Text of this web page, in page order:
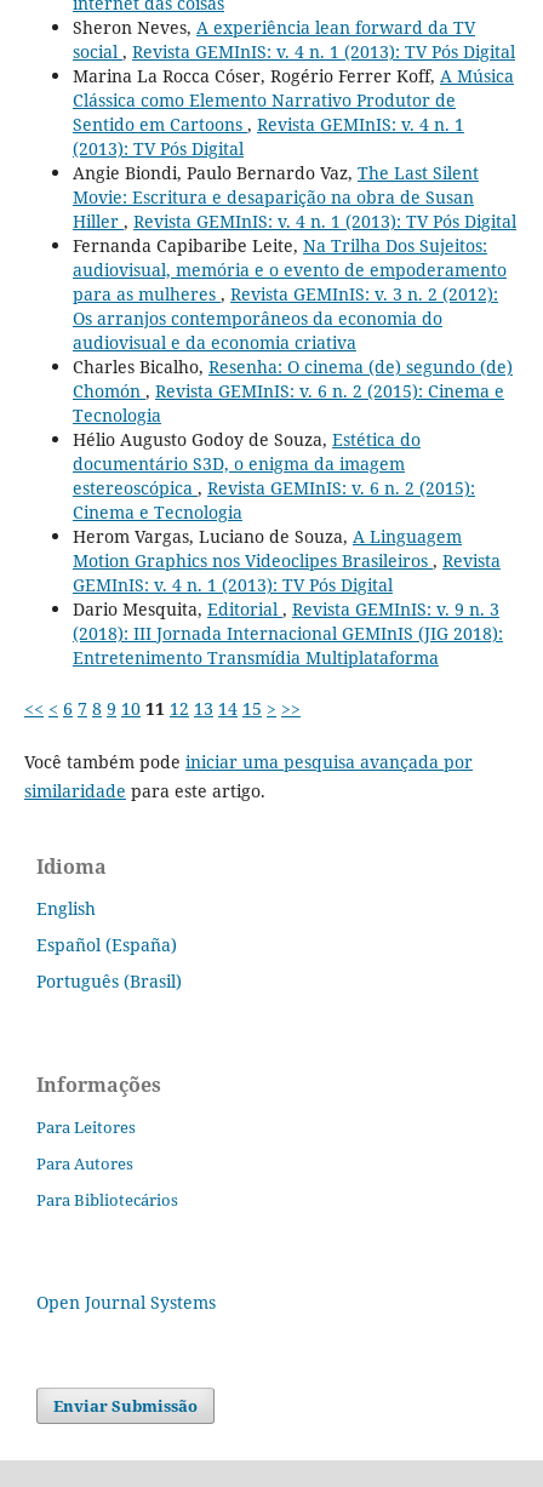
Sheron Neves, A experiência lean forward da TV
social , Revista GEMInIS: v. 4 n. 1 (2013): TV Pós Digital
Marina La Rocca Cóser, Rogério Ferrer Koff, A Música
Clássica como Elemento Narrativo Produtor de
Sentido em Cartoons , Revista GEMInIS: v. 4 n. 1
(2013): TV Pós Digital
Angie Biondi, Paulo Bernardo Vaz, The Last Silent
Movie: Escritura e desaparição na obra de Susan
Hiller , Revista GEMInIS: v. 4 n. 1 (2013): TV Pós Digital
Fernanda Capibaribe Leite, Na Trilha Dos Sujeitos:
audiovisual, memória e o evento de empoderamento
para as mulheres , Revista GEMInIS: v. 3 n. 2 (2012):
Os arranjos contemporâneos da economia do
audiovisual e da economia criativa
Charles Bicalho, Resenha: O cinema (de) segundo (de)
Chomón , Revista GEMInIS: v. 6 n. 2 (2015): Cinema e
Tecnologia
Hélio Augusto Godoy de Souza, Estética do
documentário S3D, o enigma da imagem
estereoscópica , Revista GEMInIS: v. 6 n. 2 (2015):
Cinema e Tecnologia
Herom Vargas, Luciano de Souza, A Linguagem
Motion Graphics nos Videoclipes Brasileiros , Revista
GEMInIS: v. 4 n. 1 (2013): TV Pós Digital
Dario Mesquita, Editorial , Revista GEMInIS: v. 9 n. 3
(2018): III Jornada Internacional GEMInIS (JIG 2018):
Entretenimento Transmídia Multiplataforma
<< < 6 7 8 9 10 11 12 13 14 15 > >>
Você também pode iniciar uma pesquisa avançada por
similaridade para este artigo.
Idioma
English
Español (España)
Português (Brasil)
Informações
Para Leitores
Para Autores
Para Bibliotecários
Open Journal Systems
Enviar Submissão